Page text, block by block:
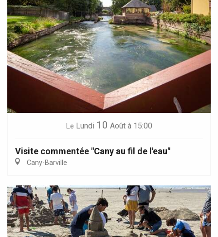
Le Lundi 10 Août à 15:00
Visite commentée "Cany au fil de l'eau"
Cany-Barville